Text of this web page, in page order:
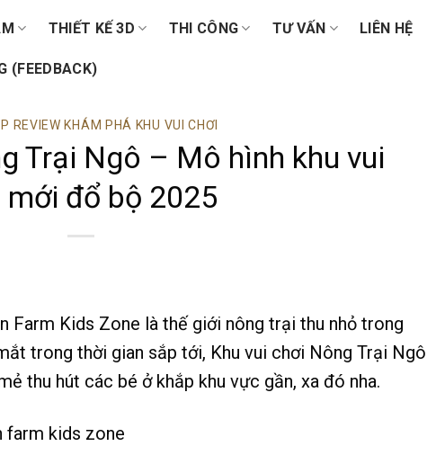
THIẾT KẾ 3D THI CÔNG TƯ VẤN LIÊN HỆ
(FEEDBACK)
REVIEW KHÁM PHÁ KHU VUI CHƠI
Trại Ngô – Mô hình khu vui
mới đổ bộ 2025
Farm Kids Zone là thế giới nông trại thu nhỏ trong
trong thời gian sắp tới, Khu vui chơi Nông Trại Ngô
thu hút các bé ở khắp khu vực gần, xa đó nha.